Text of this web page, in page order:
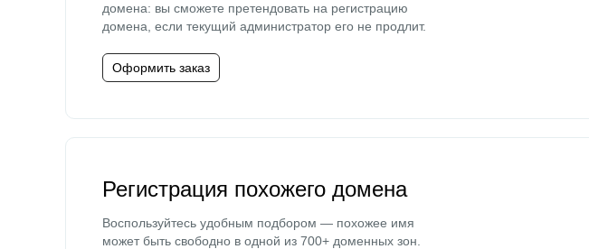
домена: вы сможете претендовать на регистрацию
домена, если текущий администратор его не продлит.
Оформить заказ
Регистрация похожего домена
Воспользуйтесь удобным подбором — похожее имя
может быть свободно в одной из 700+ доменных зон.